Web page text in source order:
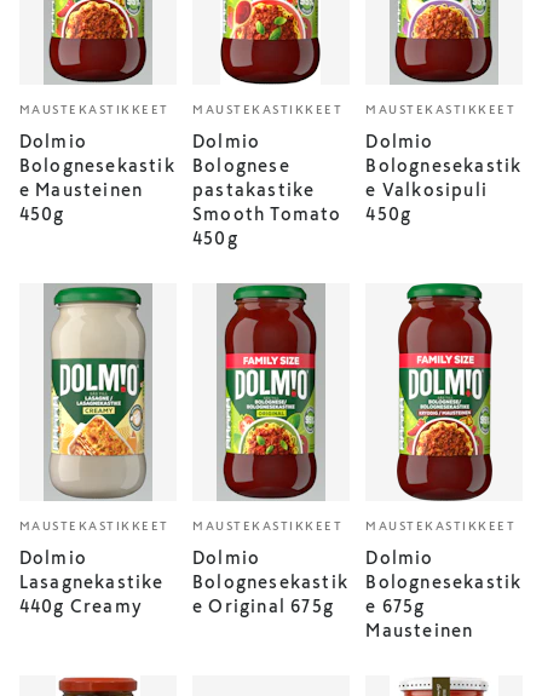
MAUSTEKASTIKKEET
Dolmio
Bolognesekastik
e Mausteinen
450g
MAUSTEKASTIKKEET
Dolmio
Bolognese
pastakastike
Smooth Tomato
450g
MAUSTEKASTIKKEET
Dolmio
Bolognesekastik
e Valkosipuli
450g
MAUSTEKASTIKKEET
Dolmio
Lasagnekastike
440g Creamy
MAUSTEKASTIKKEET
Dolmio
Bolognesekastik
e Original 675g
MAUSTEKASTIKKEET
Dolmio
Bolognesekastik
e 675g
Mausteinen